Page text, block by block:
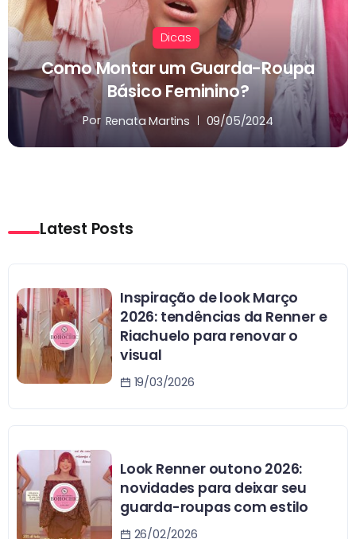
Dicas
Como Montar um Guarda-Roupa
Básico Feminino?
Por Renata Martins 09/05/2024
Latest Posts
Inspiração de look Março
2026: tendências da Renner e
Riachuelo para renovar o
visual
19/03/2026
Look Renner outono 2026:
novidades para deixar seu
guarda-roupas com estilo
26/02/2026